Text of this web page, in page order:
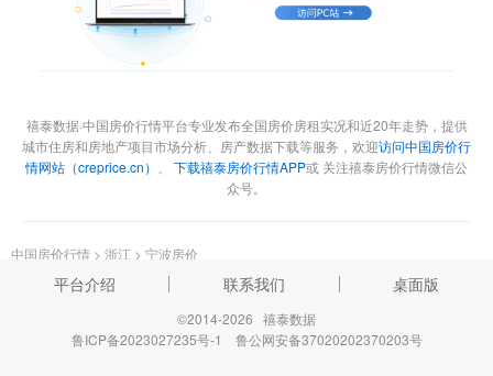
禧泰数据·中国房价行情平台专业发布全国房价房租实况和近20年走势，提供
城市住房和房地产项目市场分析、房产数据下载等服务，欢迎访问中国房价行
情网站（creprice.cn）
下载禧泰房价行情APP或 关注禧泰房价行情微信公
众号。
中国房价行情 > 浙江 > 宁波房价
平台介绍 联系我们 桌面版
©2014-2026 禧泰数据
鲁ICP备2023027235号-1
鲁公网安备37020202370203号